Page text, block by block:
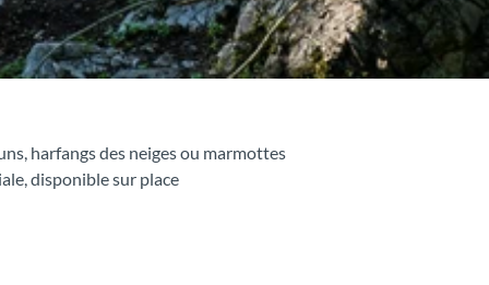
harfangs des neiges ou marmottes
disponible sur place